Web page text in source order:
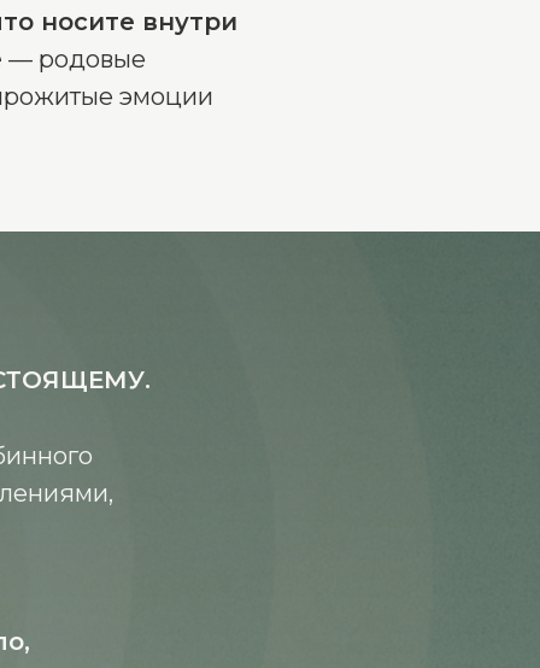
носите внутри
— родовые
эмоции